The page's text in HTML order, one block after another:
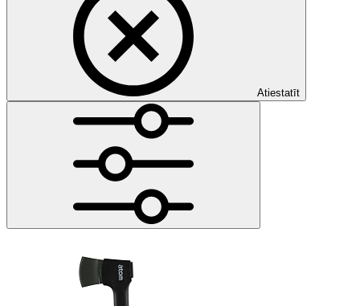
Atiestatīt